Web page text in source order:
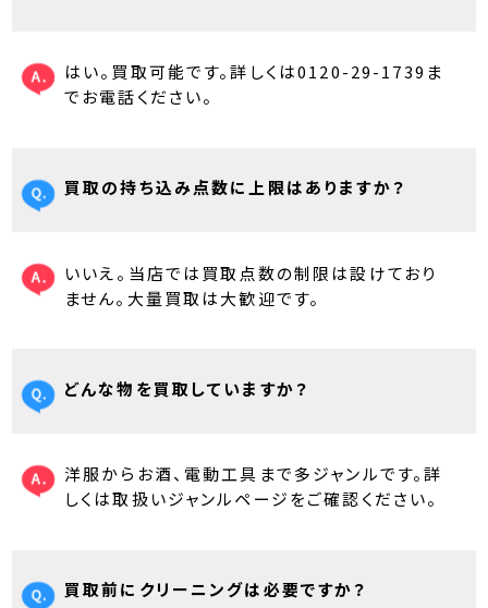
はい。買取可能です。詳しくは0120-29-1739ま
でお電話ください。
買取の持ち込み点数に上限はありますか？
いいえ。当店では買取点数の制限は設けており
ません。大量買取は大歓迎です。
どんな物を買取していますか？
洋服からお酒、電動工具まで多ジャンルです。詳
しくは取扱いジャンルページをご確認ください。
買取前にクリーニングは必要ですか？